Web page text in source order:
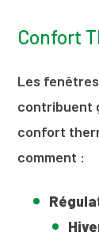
Confort
Les
contribuent
confort
comment :